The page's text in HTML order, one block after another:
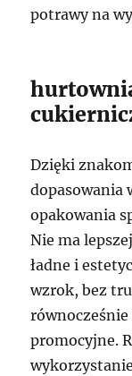
potrawy na
Dzięki
dopasowania
opakowania
Nie ma
ładne i
wzrok, bez
promocyjne.